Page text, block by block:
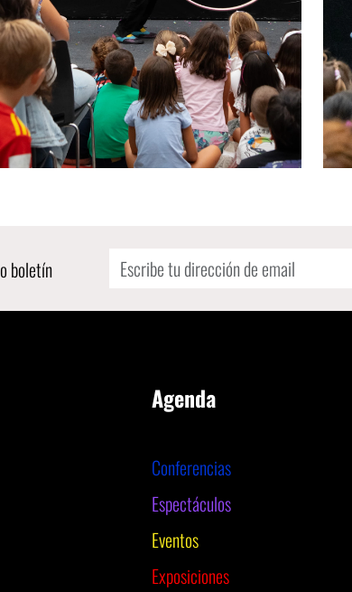
boletín
Agenda
Conferencias
Espectáculos
Eventos
Exposiciones